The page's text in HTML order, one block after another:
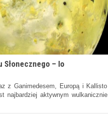
Słonecznego – Io
z Ganimedesem, Europą i Kallisto
najbardziej aktywnym wulkanicznie